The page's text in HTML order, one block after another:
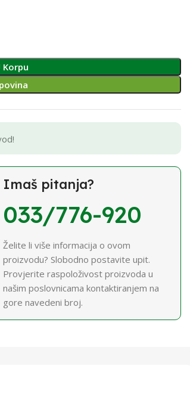
Korpu
Imaš pitanja?
033/776-920
Želite li više informacija o ovom
proizvodu? Slobodno postavite upit.
Provjerite raspoloživost proizvoda u
našim poslovnicama kontaktiranjem na
gore navedeni broj.